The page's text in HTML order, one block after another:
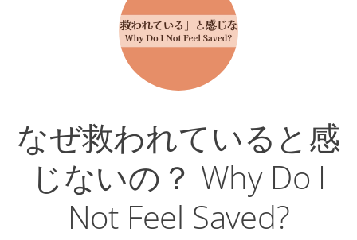
なぜ救われていると感
じないの？ Why Do I
Not Feel Saved?